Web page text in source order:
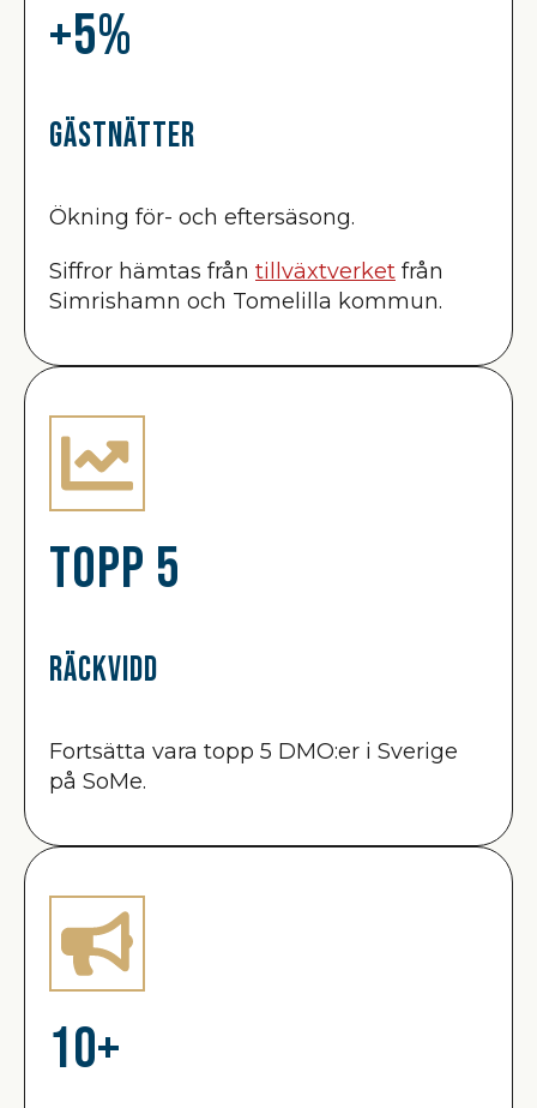
+5%
Gästnätter
Ökning för- och eftersäsong.
Siffror hämtas från tillväxtverket från
Simrishamn och Tomelilla kommun.
Topp 5
Räckvidd
Fortsätta vara topp 5 DMO:er i Sverige
på SoMe.
10+